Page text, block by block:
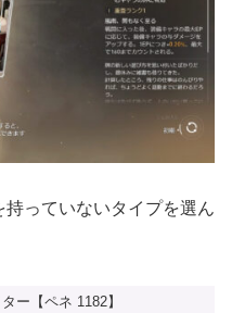
っていないタイプを選ん
ー【ペネ 1182】